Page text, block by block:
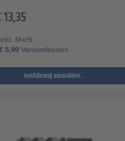
13,35
MwSt.
5,90 Versandkosten
Ausführung auswählen...